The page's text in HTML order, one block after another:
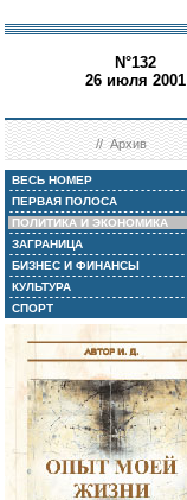
N°132
26 июля 2001
//Архив
ВЕСЬ НОМЕР
ПЕРВАЯ ПОЛОСА
ПОЛИТИКА И ЭКОНОМИКА
ЗАГРАНИЦА
БИЗНЕС И ФИНАНСЫ
КУЛЬТУРА
СПОРТ